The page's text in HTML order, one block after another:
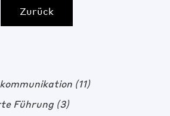
Zurück
(11)
Führung (3)